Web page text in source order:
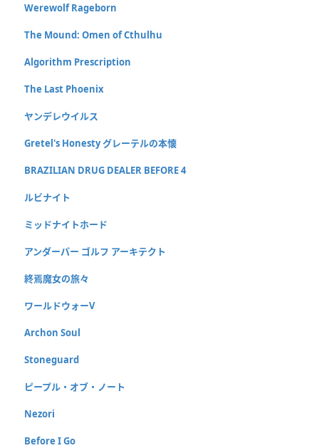
Werewolf Rageborn
The Mound: Omen of Cthulhu
Algorithm Prescription
The Last Phoenix
ヤンデレウイルス
Gretel's Honesty グレーテルの本懐
BRAZILIAN DRUG DEALER BEFORE 4
ルビナイト
ミッドナイトホード
アンダーパー ゴルフ アーキテクト
終焉魔女の旅々
ワールドウォーV
Archon Soul
Stoneguard
ピープル・オブ・ノート
Nezori
Before I Go